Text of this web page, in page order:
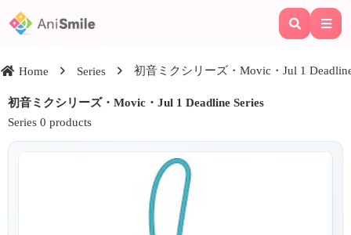
Home Series 初音ミクシリーズ・Movic・Jul 1
初音ミクシリーズ・Movic・Jul 1 Deadline Series
Series 0 products